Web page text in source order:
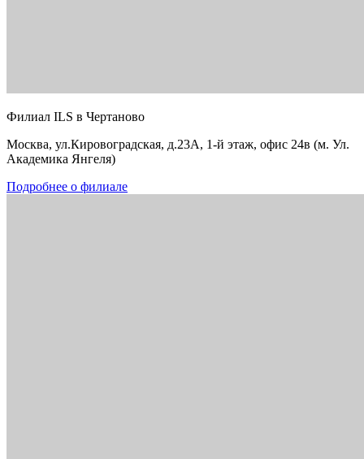
Филиал ILS в Чертаново
Москва, ул.Кировоградская, д.23А, 1-й этаж, офис 24в (м. Ул.
Академика Янгеля)
Подробнее о филиале